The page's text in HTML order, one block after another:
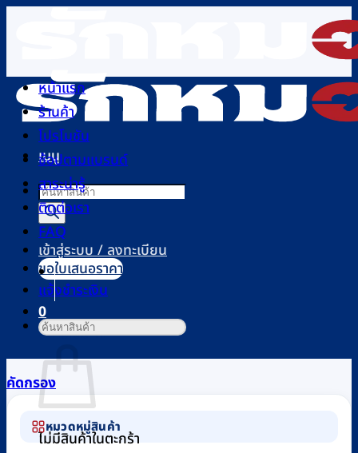
เนื้อหา
เมนู
Products
search
เข้าสู่ระบบ / ลงทะเบียน
0
ตะกร้าสินค้า
ไม่มีสินค้าในตะกร้า
หน้าแรก
ร้านค้า
โปรโมชัน
ช้อปตามแบรนด์
สาระน่ารู้
ติดต่อเรา
FAQ
ขอใบเสนอราคา
แจ้งชำระเงิน
ค้นหา:
คัดกรอง
หมวดหมู่สินค้า